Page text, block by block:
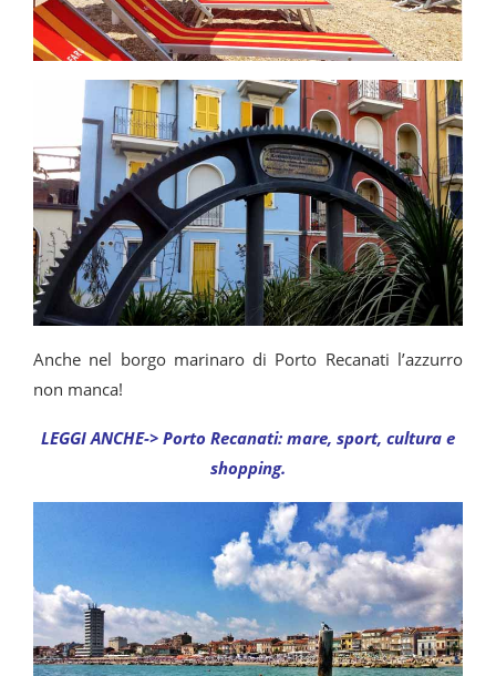
Anche nel borgo marinaro di Porto Recanati l’azzurro
non manca!
LEGGI ANCHE-> Porto Recanati: mare, sport, cultura e
shopping.